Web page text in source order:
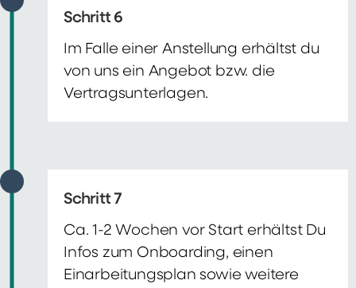
Schritt 6
Im Falle einer Anstellung erhältst du
von uns ein Angebot bzw. die
Vertragsunterlagen.
Schritt 7
Ca. 1-2 Wochen vor Start erhältst Du
Infos zum Onboarding, einen
Einarbeitungsplan sowie weitere